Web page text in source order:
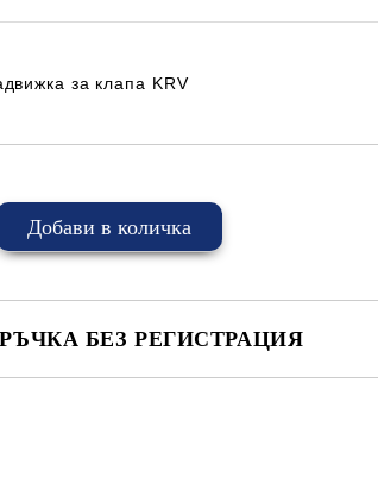
за клапа KRV
БЕЗ РЕГИСТРАЦИЯ